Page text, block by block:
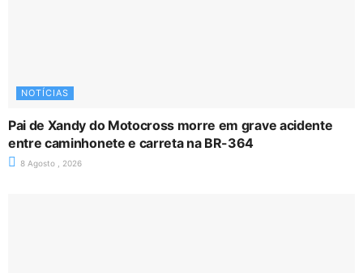
NOTÍCIAS
Pai de Xandy do Motocross morre em grave acidente
entre caminhonete e carreta na BR-364
8 Agosto , 2026